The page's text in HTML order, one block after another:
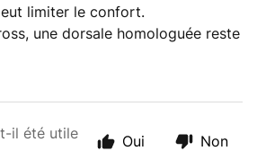
limiter le confort.
une dorsale homologuée reste
il été utile
Oui Non